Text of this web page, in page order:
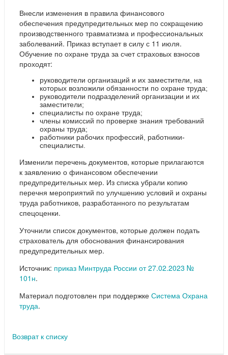
Внесли изменения в правила финансового
обеспечения предупредительных мер по сокращению
производственного травматизма и профессиональных
заболеваний. Приказ вступает в силу с 11 июля.
Обучение по охране труда за счет страховых взносов
проходят:
руководители организаций и их заместители, на
которых возложили обязанности по охране труда;
руководители подразделений организации и их
заместители;
специалисты по охране труда;
члены комиссий по проверке знания требований
охраны труда;
работники рабочих профессий, работники-
специалисты.
Изменили перечень документов, которые прилагаются
к заявлению о финансовом обеспечении
предупредительных мер. Из списка убрали копию
перечня мероприятий по улучшению условий и охраны
труда работников, разработанного по результатам
спецоценки.
Уточнили список документов, которые должен подать
страхователь для обоснования финансирования
предупредительных мер.
Источник: приказ Минтруда России от 27.02.2023 №
101н.
Материал подготовлен при поддержке Система Охрана
труда.
Возврат к списку